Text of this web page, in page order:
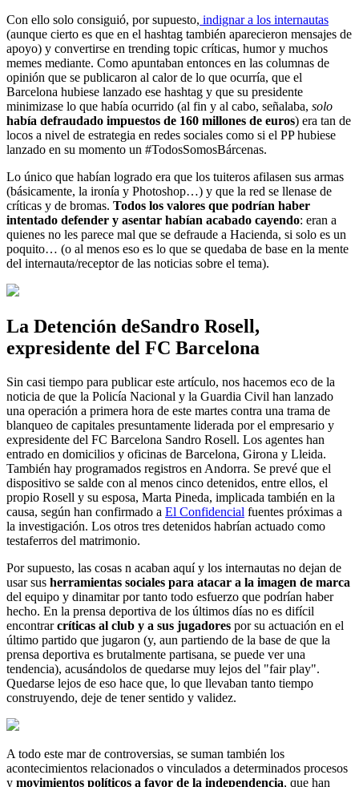
Con ello solo consiguió, por supuesto, indignar a los internautas
(aunque cierto es que en el hashtag también aparecieron mensajes de
apoyo) y convertirse en trending topic críticas, humor y muchos
memes mediante. Como apuntaban entonces en las columnas de
opinión que se publicaron al calor de lo que ocurría, que el
Barcelona hubiese lanzado ese hashtag y que su presidente
minimizase lo que había ocurrido (al fin y al cabo, señalaba, solo
había defraudado impuestos de 160 millones de euros) era tan de
locos a nivel de estrategia en redes sociales como si el PP hubiese
lanzado en su momento un #TodosSomosBárcenas.
Lo único que habían logrado era que los tuiteros afilasen sus armas
(básicamente, la ironía y Photoshop…) y que la red se llenase de
críticas y de bromas. Todos los valores que podrían haber
intentado defender y asentar habían acabado cayendo: eran a
quienes no les parece mal que se defraude a Hacienda, si solo es un
poquito… (o al menos eso es lo que se quedaba de base en la mente
del internauta/receptor de las noticias sobre el tema).
La Detención deSandro Rosell,
expresidente del FC Barcelona
Sin casi tiempo para publicar este artículo, nos hacemos eco de la
noticia de que la Policía Nacional y la Guardia Civil han lanzado
una operación a primera hora de este martes contra una trama de
blanqueo de capitales presuntamente liderada por el empresario y
expresidente del FC Barcelona Sandro Rosell. Los agentes han
entrado en domicilios y oficinas de Barcelona, Girona y Lleida.
También hay programados registros en Andorra. Se prevé que el
dispositivo se salde con al menos cinco detenidos, entre ellos, el
propio Rosell y su esposa, Marta Pineda, implicada también en la
causa, según han confirmado a El Confidencial fuentes próximas a
la investigación. Los otros tres detenidos habrían actuado como
testaferros del matrimonio.
Por supuesto, las cosas n acaban aquí y los internautas no dejan de
usar sus herramientas sociales para atacar a la imagen de marca
del equipo y dinamitar por tanto todo esfuerzo que podrían haber
hecho. En la prensa deportiva de los últimos días no es difícil
encontrarcríticas al club y a sus jugadores por su actuación en el
último partido que jugaron (y, aun partiendo de la base de que la
prensa deportiva es brutalmente partisana, se puede ver una
tendencia), acusándolos de quedarse muy lejos del "fair play".
Quedarse lejos de eso hace que, lo que llevaban tanto tiempo
construyendo, deje de tener sentido y validez.
A todo este mar de controversias, se suman también los
acontecimientos relacionados o vinculados a determinados procesos
y movimientos políticos a favor de la independencia, que han